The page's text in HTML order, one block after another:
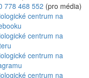
778 468 552 (pro média)